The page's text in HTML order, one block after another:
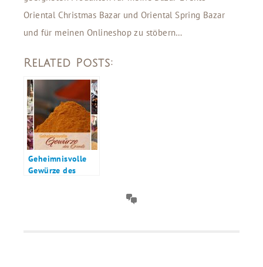
Oriental Christmas Bazar und Oriental Spring Bazar
und für meinen Onlineshop zu stöbern…
Related Posts:
Geheimnisvolle
Gewürze des